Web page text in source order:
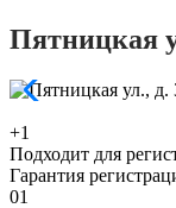
Пятницкая
+1
Подходит для
Гарантия
01